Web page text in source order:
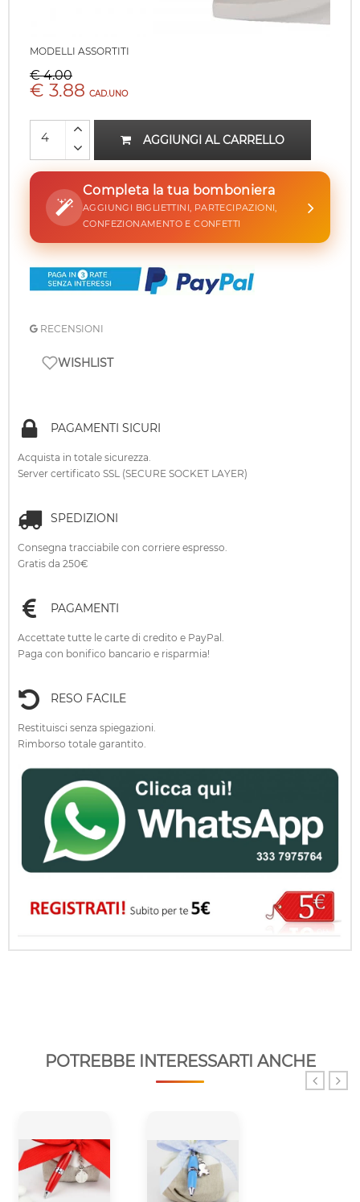
MODELLI ASSORTITI
€ 4.00
€ 3.88 CAD.UNO
AGGIUNGI AL CARRELLO
Completa la tua bomboniera
AGGIUNGI BIGLIETTINI, PARTECIPAZIONI,
CONFEZIONAMENTO E CONFETTI
RECENSIONI
WISHLIST
PAGAMENTI SICURI
Acquista in totale sicurezza.
Server certificato SSL (SECURE SOCKET LAYER)
SPEDIZIONI
Consegna tracciabile con corriere espresso.
Gratis da 250€
PAGAMENTI
Accettate tutte le carte di credito e PayPal.
Paga con bonifico bancario e risparmia!
RESO FACILE
Restituisci senza spiegazioni.
Rimborso totale garantito.
POTREBBE INTERESSARTI ANCHE